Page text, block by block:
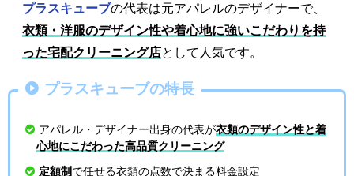
プラスキューブの代表は元アパレルのデザイナーで、
衣類・洋服のデザイン性や着心地に強いこだわりを持
った宅配クリーニング店として人気です。
プラスキューブの特長
アパレル・デザイナー出身の代表が衣類のデザイン性と着
心地にこだわった高品質クリーニング
定額制 で任せる衣類の点数で決まる料金設定